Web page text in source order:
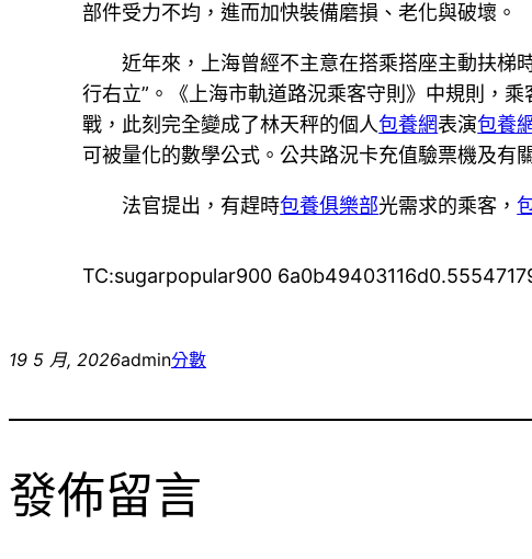
部件受力不均，進而加快裝備磨損、老化與破壞。
近年來，上海曾經不主意在搭乘搭座主動扶梯
行右立”。《上海市軌道路況乘客守則》中規則，
戰，此刻完全變成了林天秤的個人包養網表演包養
可被量化的數學公式。公共路況卡充值驗票機及有
法官提出，有趕時包養俱樂部光需求的乘客，
TC:sugarpopular900
19 5 月, 2026admin分數
發佈留言